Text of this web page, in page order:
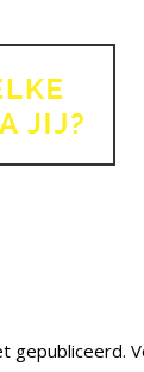
gepubliceerd.